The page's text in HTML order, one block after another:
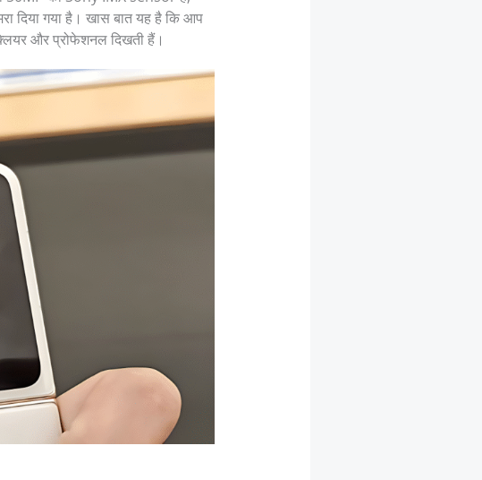
दिया गया है। खास बात यह है कि आप
और प्रोफेशनल दिखती हैं।